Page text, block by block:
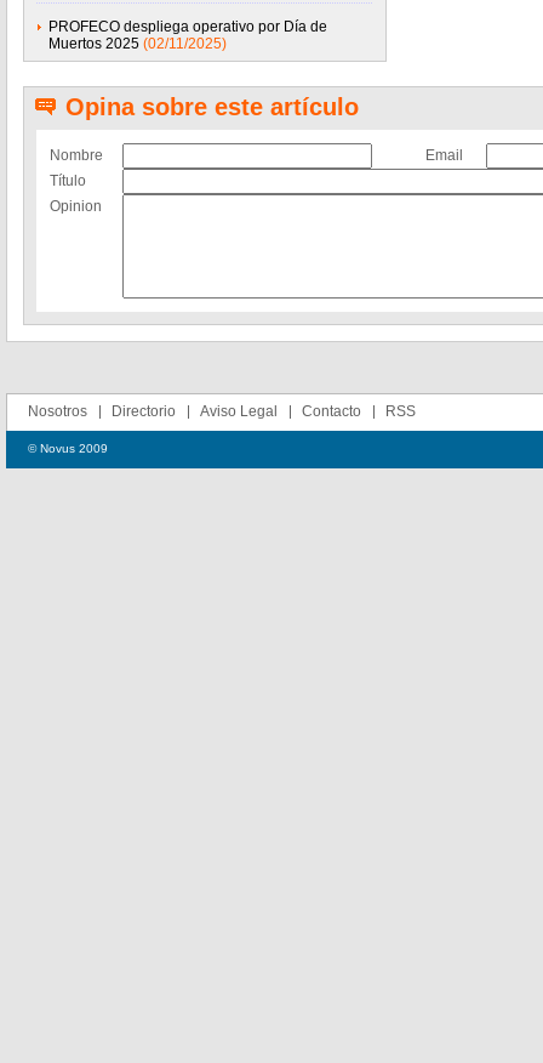
PROFECO despliega operativo por Día de
Muertos 2025 (02/11/2025)
Opina sobre este artículo
Nombre
Email
Título
Opinion
Nosotros Directorio Aviso Legal Contacto RSS
© Novus 2009